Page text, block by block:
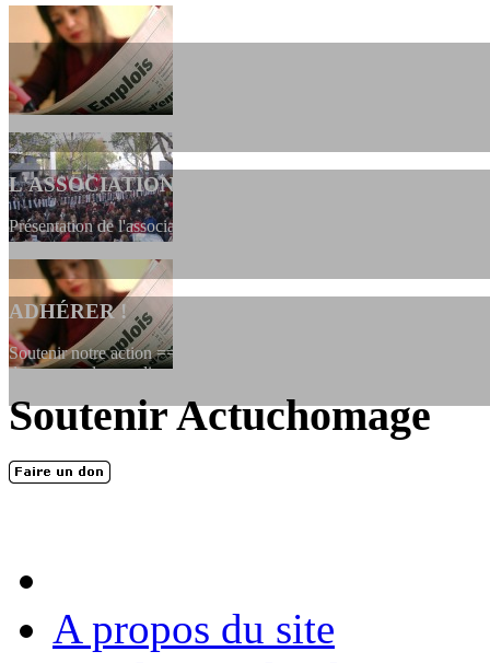
L'ASSOCIATION
Présentation de l'association et de sa charte qui encadre nos actions
ADHÉRER !
Soutenir notre action ==> Si vous souhaitez adhérer à
dessous, en le remplissant et en...
LES FONDATEURS
En 2004, une dizaine de personnes contribuèrent au lancement de
Soutenir Actuchomage
A propos du site